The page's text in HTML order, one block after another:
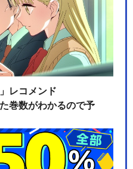
レコメンド
巻数がわかるので予